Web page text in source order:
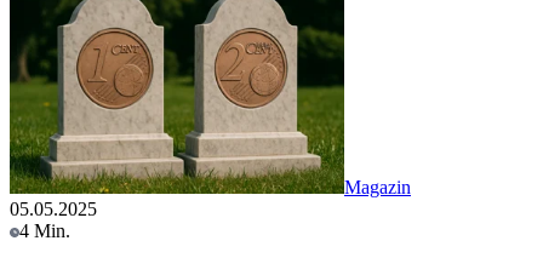
Magazin
05.05.2025
4 Min.